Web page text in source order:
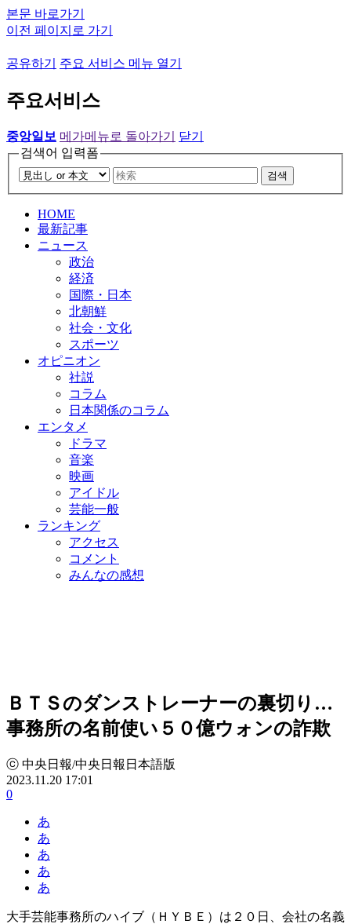
본문 바로가기
이전 페이지로 가기
공유하기 주요 서비스 메뉴 열기
주요서비스
중앙일보 메가메뉴로 돌아가기
닫기
검색어 입력폼
검색
HOME
最新記事
ニュース
政治
経済
国際・日本
北朝鮮
社会・文化
スポーツ
オピニオン
社説
コラム
日本関係のコラム
エンタメ
ドラマ
音楽
映画
アイドル
芸能一般
ランキング
アクセス
コメント
みんなの感想
ＢＴＳのダンストレーナーの裏切り…
事務所の名前使い５０億ウォンの詐欺
ⓒ 中央日報/中央日報日本語版
2023.11.20 17:01
0
あ
あ
あ
あ
あ
大手芸能事務所のハイブ（ＨＹＢＥ）は２０日、会社の名義